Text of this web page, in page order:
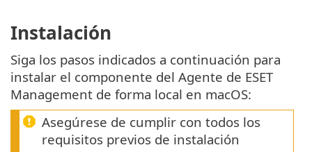
Instalación
Siga los pasos indicados a continuación para
instalar el componente del Agente de ESET
Management de forma local en macOS:
Asegúrese de cumplir con todos los
requisitos previos de instalación